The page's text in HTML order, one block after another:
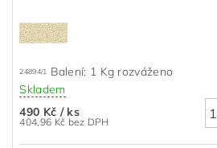
24894/1
Balení: 1 Kg rozváženo
Skladem
490 Kč / ks
404,96 Kč bez DPH